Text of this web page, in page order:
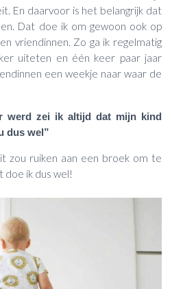
En daarvoor is het belangrijk dat
Dat doe ik om gewoon ook op
vriendinnen. Zo ga ik regelmatig
uiteten en één keer paar jaar
een weekje naar waar de
werd zei ik altijd dat mijn kind
dus wel”
zou ruiken aan een broek om te
doe ik dus wel!